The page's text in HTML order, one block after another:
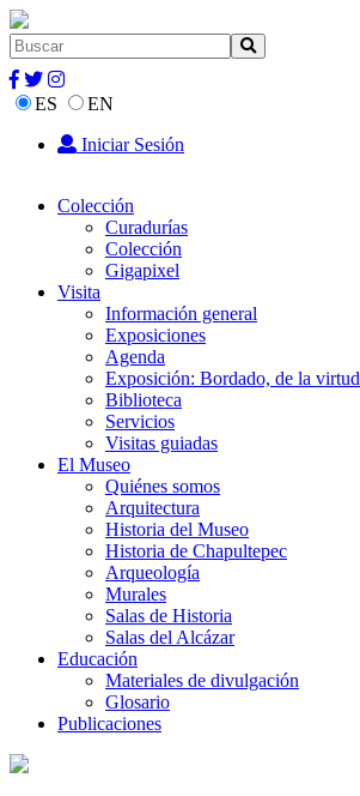
ES
EN
Iniciar Sesión
Colección
Curadurías
Colección
Gigapixel
Visita
Información general
Exposiciones
Agenda
Exposición: Bordado, de la virtud
Biblioteca
Servicios
Visitas guiadas
El Museo
Quiénes somos
Arquitectura
Historia del Museo
Historia de Chapultepec
Arqueología
Murales
Salas de Historia
Salas del Alcázar
Educación
Materiales de divulgación
Glosario
Publicaciones